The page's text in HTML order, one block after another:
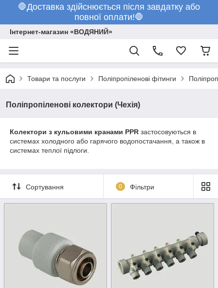
🛑Доставка здійснюється після завдатку або
повної оплати!🛑
Інтернет-магазин «ВОДЯНИЙ»
Товари та послуги Поліпропіленові фітинги
Поліпропіленові колектори (Чехія)
Колектори з кульовими кранами PPR застосовуються в
системах холодного або гарячого водопостачання, а також в
системах теплої підлоги.
Сортування 0 Фільтри